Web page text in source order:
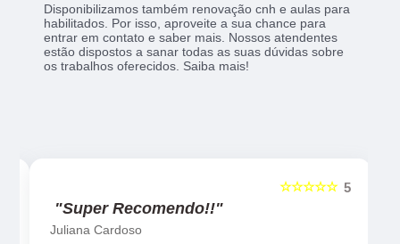
Disponibilizamos também renovação cnh e aulas para
habilitados. Por isso, aproveite a sua chance para
entrar em contato e saber mais. Nossos atendentes
estão dispostos a sanar todas as suas dúvidas sobre
os trabalhos oferecidos. Saiba mais!
☆☆☆☆☆
"Recomendo!!"
Alexsandro Sr